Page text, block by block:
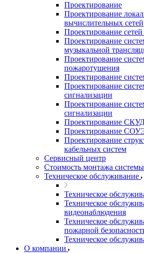
Проектирование
Проектирование
вычислительных сетей
Проектирование сетей
Проектирование
музыкальной
Проектирование
пожаротушения
Проектирование
Проектирование
сигнализации
Проектирование
сигнализации
Проектирование
Проектирование
Проектирование
кабельных систем
Сервисный центр
Стоимость монтажа
Техническое обслуживание
Техническое
Техническое
видеонаблюдения
Техническое
пожарной
Техническое
О компании